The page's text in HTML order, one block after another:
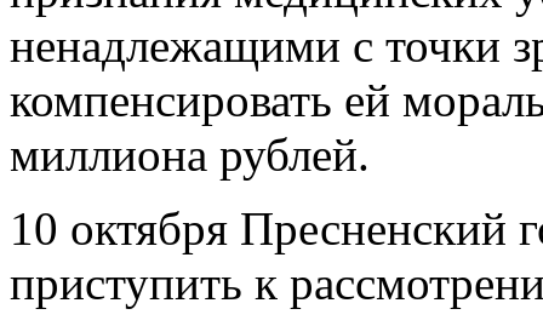
ненадлежащими с точки
компенсировать ей
миллиона рублей.
10 октября Пресненский
приступить к